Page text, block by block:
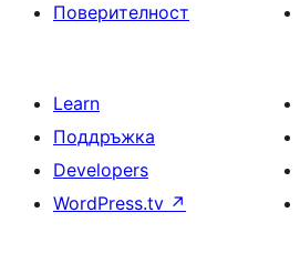
Поверителност
Learn
Поддръжка
Developers
WordPress.tv ↗